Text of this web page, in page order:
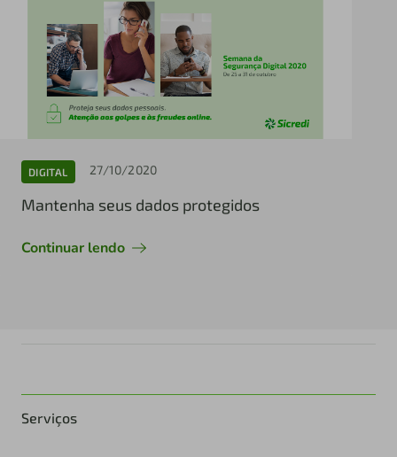
DIGITAL 27/10/2020
Mantenha seus dados protegidos
Continuar lendo
Serviços